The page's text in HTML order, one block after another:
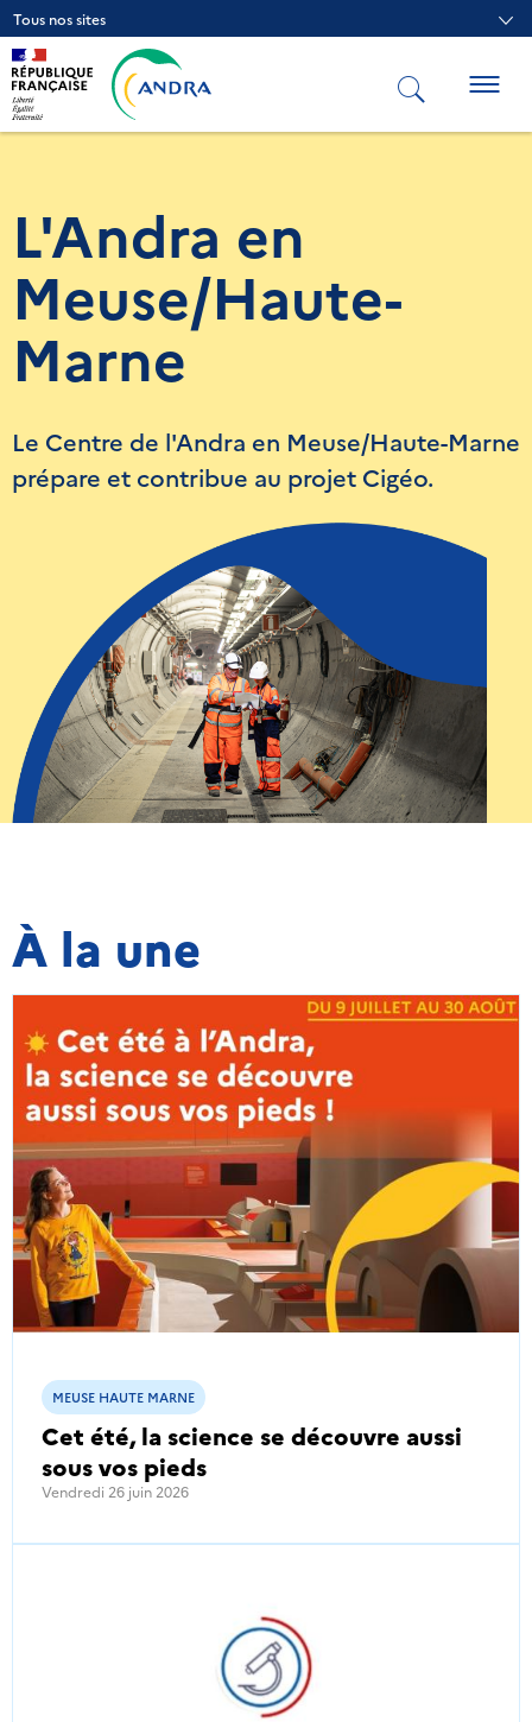
Aller
au
contenu
principal
Tous nos sites
L'Andra en
Meuse/Haute-
Marne
Le Centre de l'Andra en Meuse/Haute-Marne
prépare et contribue au projet Cigéo.
À la une
Cet été, la science se découvre aussi
sous vos pieds
MEUSE HAUTE MARNE
Vendredi 26 juin 2026